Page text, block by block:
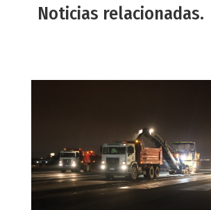
Noticias relacionadas.